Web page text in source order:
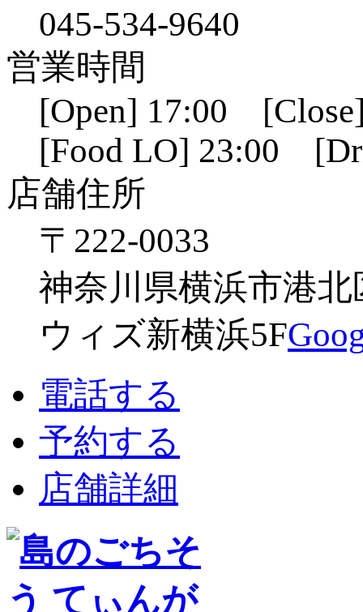
045-534-9640
営業時間
[Open] 17:00
[Food LO] 23:00
店舗住所
〒222-0033
神奈川県横浜市港北
ウィズ新横浜5F
電話する
予約する
店舗詳細